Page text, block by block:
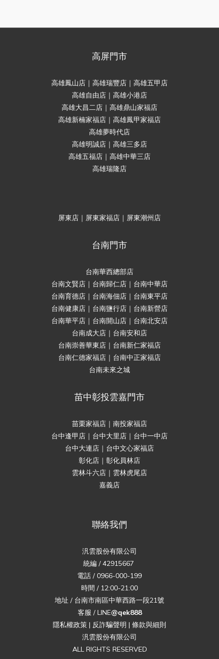
高屏門市
高雄鳳山店｜高雄瑞豐店｜高雄五甲店
高雄自由店｜高雄小港店
高雄大昌二店｜高雄鼎山家福店
高雄新楠家福店｜高雄鳳甲家福店
高雄夢時代店
高雄明誠店｜高雄三多店
高雄五福店｜高雄中華三店
高雄瑞隆店
屏東店｜屏東家福店｜屏東潮州店
台南門市
台南華西總部店
台南文賢店｜台南歸仁店｜台南中華店
台南育德店｜台南海佃店｜台南東平店
台南健康店｜台南鹽行店｜台南新營店
台南華平店｜台南開山店｜台南北安店
台南成大店｜台南安和店
台南崇善華東店｜台南新仁家福店
台南仁德家福店｜台南中正家福店
台南未來之城
苗中彰投雲嘉門市
苗栗家福店｜南投家福店
台中逢甲店｜台中大里店｜台中一中店
台中大連店｜台中文心家福店
彰化店｜彰化員林店
雲林斗六店｜雲林虎尾店
嘉義店
聯絡我們
汎雲股份有限公司
統編 / 42915667
電話 / 0966-000-199
時間 / 12:00-21:00
地址 / 台南市南區中華西路一段21號
客服 / LINE@qek888
隱私權政策 | 反詐騙聲明 | 條款與細則
汎雲股份有限公司
ALL RIGHTS RESERVED